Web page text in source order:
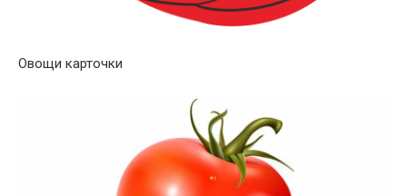
Овощи карточки